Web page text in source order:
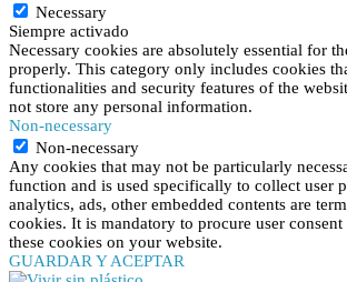
Necessary
Siempre activado
Necessary cookies are absolutely essential for
properly. This category only includes cookies
functionalities and security features of the
not store any personal information.
Non-necessary
Non-necessary
Any cookies that may not be particularly
function and is used specifically to collect user
analytics, ads, other embedded contents are
cookies. It is mandatory to procure user
these cookies on your website.
GUARDAR Y ACEPTAR